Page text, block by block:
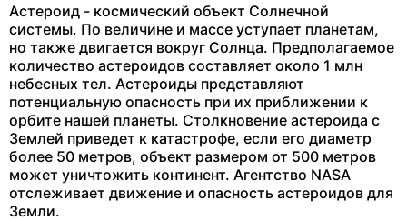
Астероид - космический объект Солнечной
системы. По величине и массе уступает планетам,
но также двигается вокруг Солнца. Предполагаемое
количество астероидов составляет около 1 млн
небесных тел. Астероиды представляют
потенциальную опасность при их приближении к
орбите нашей планеты. Столкновение астероида с
Землей приведет к катастрофе, если его диаметр
более 50 метров, объект размером от 500 метров
может уничтожить континент. Агентство NASA
отслеживает движение и опасность астероидов для
Земли.